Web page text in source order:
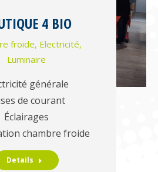
4 BIO
froide, Electricité,
Luminaire
générale
de courant
Éclairages
chambre froide
Details